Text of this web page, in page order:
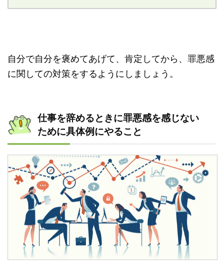
自分で自分を褒めてあげて、肯定してから、罪悪感
に関しての対策をするようにしましょう。
仕事を辞めるときに罪悪感を感じない
ために具体例にやること